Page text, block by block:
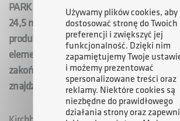
PARK MIELEC spółki Kirchhoff Polska.
24,5 mln zł rozbuduje ona istniejący w
produkcyjny i uruchomi produkcję
elementów nadwozi samochodowych.
zakończona w 2016 r., a w nowej części
znajdzie co najmniej 12 pracowników.
Używamy plików cookies, aby
dostosować stronę do Twoich
preferencji i zwiększyć jej
funkcjonalność. Dzięki nim
zapamiętujemy Twoje
i możemy prezentować
spersonalizowane treści oraz
reklamy. Niektóre cookies są
niezbędne do prawidłowego
działania strony oraz